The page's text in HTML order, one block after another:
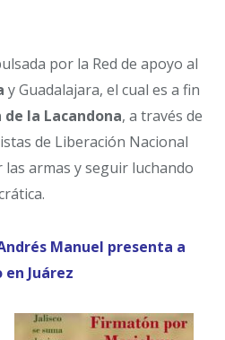
por la Red de apoyo al
y Guadalajara, el cual es a fin
la Lacandona, a través de
de Liberación Nacional
armas y seguir luchando
Manuel presenta a
Juárez